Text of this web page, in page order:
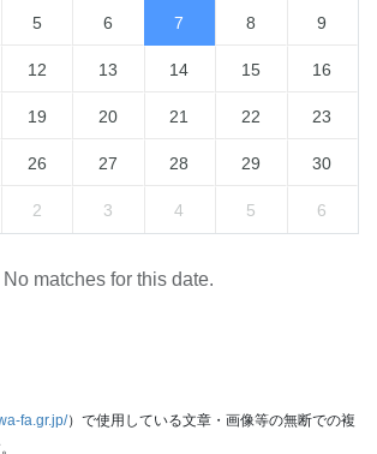
5 6 7 8 9
12 13 14 15 16
19 20 21 22 23
26 27 28 29 30
2 3 4 5 6
No matches for this date.
fa.gr.jp/）で使用している文章・画像等の無断での複